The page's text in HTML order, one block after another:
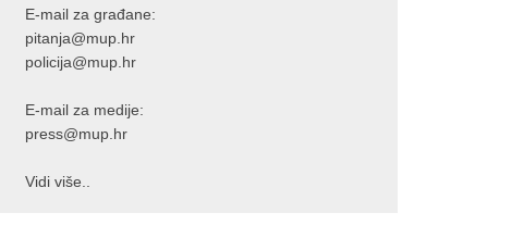
E-mail za građane:
pitanja@mup.hr
policija@mup.hr
E-mail za medije:
press@mup.hr
Vidi više..